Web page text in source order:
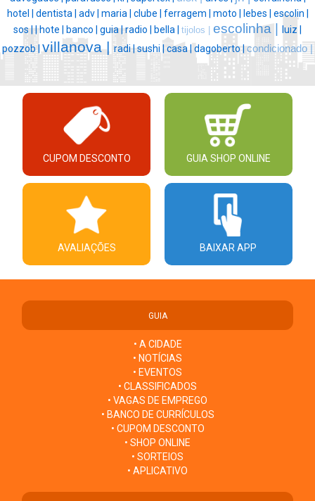
hotel | dentista | adv | maria | clube | ferragem | moto | lebes | escolin |
sos ||hote | banco | guia |radio | bella | tijolos | escolinha |
luiz |
pozzob | villanova | radi |sushi | casa | dagoberto |condicionado |
CUPOM DESCONTO GUIA SHOP ONLINE
AVALIAÇÕES BAIXAR APP
GUIA
• A CIDADE
• NOTÍCIAS
• EVENTOS
• CLASSIFICADOS
• VAGAS DE EMPREGO
• BANCO DE CURRÍCULOS
• CUPOM DESCONTO
• SHOP ONLINE
• SORTEIOS
• APLICATIVO